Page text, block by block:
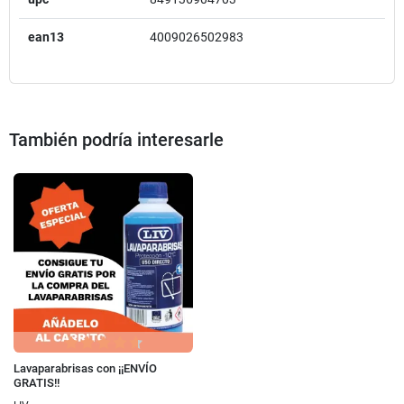
ean13 4009026502983
También podría interesarle
Lavaparabrisas con ¡¡ENVÍO
GRATIS!!